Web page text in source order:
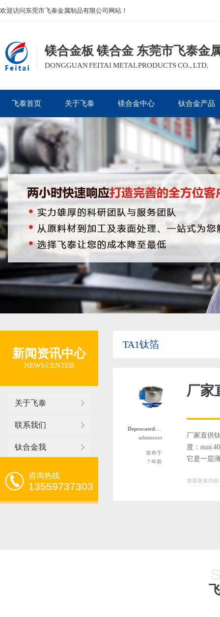
欢迎访问东莞市飞泰金属制品有限公司网站！
镁合金板 镁合金 东莞市飞泰金
DONGGUAN FEITAI METAL PRODUCTS CO., LTD.
飞泰首页 关于飞泰 镁合金中心 钛合金产品
新闻资讯中心
NEWS CENTER
关于飞泰
联系我们
钛合金我
咨询热线
13559737303
TA1钛箔
Deprecated : 函数 the_author_nickname 自版本 2.8.0 起已
adminroot
发布于
7 年前
厂家
厂家直供
度：max
它是一层
查看更多内容